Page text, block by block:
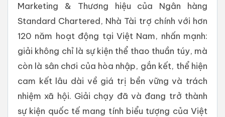
Marketing & Thương hiệu của Ngân hàng
Standard Chartered, Nhà Tài trợ chính với hơn
120 năm hoạt động tại Việt Nam, nhấn mạnh:
giải không chỉ là sự kiện thể thao thuần túy, mà
còn là sân chơi của hòa nhập, gắn kết, thể hiện
cam kết lâu dài về giá trị bền vững và trách
nhiệm xã hội. Giải chạy đã và đang trở thành
sự kiện quốc tế mang tính biểu tượng của Việt